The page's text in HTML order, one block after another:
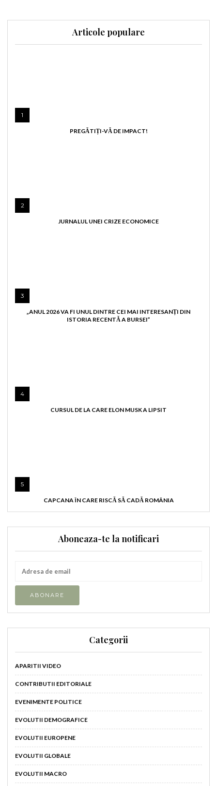
Articole populare
1
PREGĂTIȚI-VĂ DE IMPACT!
2
JURNALUL UNEI CRIZE ECONOMICE
3
„ANUL 2026 VA FI UNUL DINTRE CEI MAI INTERESANȚI DIN
ISTORIA RECENTĂ A BURSEI”
4
CURSUL DE LA CARE ELON MUSK A LIPSIT
5
CAPCANA ÎN CARE RISCĂ SĂ CADĂ ROMÂNIA
Aboneaza-te la notificari
Categorii
APARITII VIDEO
CONTRIBUTII EDITORIALE
EVENIMENTE POLITICE
EVOLUTII DEMOGRAFICE
EVOLUTII EUROPENE
EVOLUTII GLOBALE
EVOLUTII MACRO